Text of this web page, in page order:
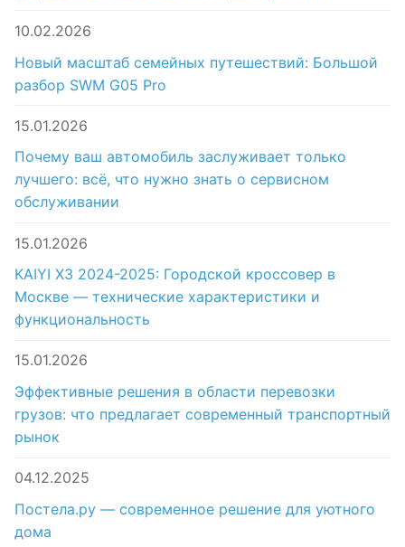
10.02.2026
Новый масштаб семейных путешествий: Большой
разбор SWM G05 Pro
15.01.2026
Почему ваш автомобиль заслуживает только
лучшего: всё, что нужно знать о сервисном
обслуживании
15.01.2026
KAIYI X3 2024-2025: Городской кроссовер в
Москве — технические характеристики и
функциональность
15.01.2026
Эффективные решения в области перевозки
грузов: что предлагает современный транспортный
рынок
04.12.2025
Постела.ру — современное решение для уютного
дома